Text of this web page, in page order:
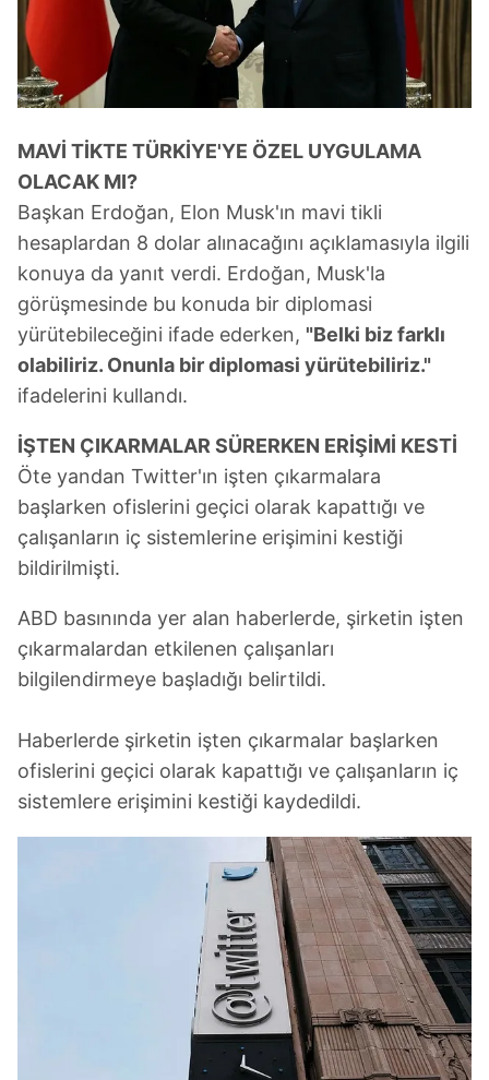
kullanılmaktadır. Bu çerezler vasıtasıyla çeşitli kişisel
verileriniz işlenmekte olup gerekli olan çerezler bilgi
toplumu hizmetlerinin sunulması amacıyla
kullanılmaktadır. Diğer çerezler, sitemizin daha işlevsel
kılınması ve kişiselleştirilmesi ve sizlere yönelik
reklam/pazarlama faaliyetlerinin yapılması, amaçlarıyla
sınırlı olarak açık rızanız dahilinde kullanılacaktır.
Çerezlere ilişkin tercihlerinizi aşağıda yer alan panel
vasıtasıyla belirleyebilirsiniz. Çerezlere ilişkin detaylı bilgi
için Ayarlar butonuna tıklayabilir,Çerez Bilgilendirme
Metnimizi ziyaret edebilirsiniz.
6698 sayılı Kişisel Verilerin Korunması Kanunu uyarınca
hazırlanmış Aydınlatma Metnimizi okumak ve sitemizde
ilgili mevzuata uygun olarak kullanılan çerezlerle ilgili bilgi
MAVİ TİKTE TÜRKİYE'YE ÖZEL UYGULAMA
OLACAK MI?
Başkan Erdoğan, Elon Musk'ın mavi tikli
hesaplardan 8 dolar alınacağını açıklamasıyla ilgili
konuya da yanıt verdi. Erdoğan, Musk'la
görüşmesinde bu konuda bir diplomasi
yürütebileceğini ifade ederken, "Belki biz farklı
olabiliriz. Onunla bir diplomasi yürütebiliriz."
ifadelerini kullandı.
İŞTEN ÇIKARMALAR SÜRERKEN ERİŞİMİ KESTİ
Öte yandan Twitter'ın işten çıkarmalara
başlarken ofislerini geçici olarak kapattığı ve
çalışanların iç sistemlerine erişimini kestiği
bildirilmişti.
ABD basınında yer alan haberlerde, şirketin işten
çıkarmalardan etkilenen çalışanları
bilgilendirmeye başladığı belirtildi.
Haberlerde şirketin işten çıkarmalar başlarken
ofislerini geçici olarak kapattığı ve çalışanların iç
sistemlere erişimini kestiği kaydedildi.